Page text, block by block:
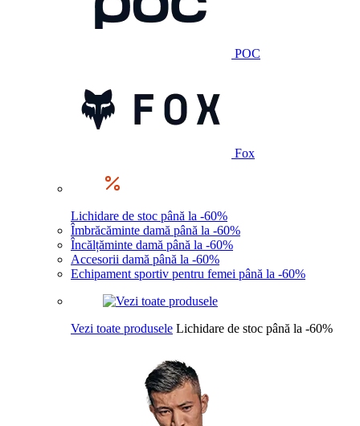
POC
Fox
Lichidare de stoc până la -60%
Îmbrăcăminte damă până la -60%
Încălțăminte damă până la -60%
Accesorii damă până la -60%
Echipament sportiv pentru femei până la -60%
Vezi toate produsele Lichidare de stoc până la -60%